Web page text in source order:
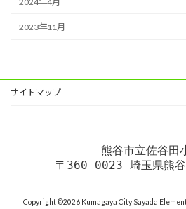
2023年11月
サイトマップ
熊谷市立佐谷田
〒360-0023 埼玉県熊
Copyright ©2026 Kumagaya City Sayada